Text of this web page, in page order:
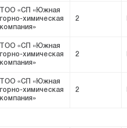
ТОО «СП «Южная
горно-химическая
компания»
2
ТОО «СП «Южная
горно-химическая
компания»
2
ТОО «СП «Южная
горно-химическая
компания»
2